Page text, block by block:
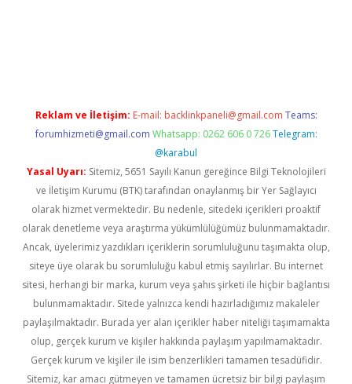
Reklam ve İletişim: E-mail: backlinkpaneli@gmail.com Teams:
forumhizmeti@gmail.com Whatsapp: 0262 606 0 726 Telegram:
@karabul
Yasal Uyarı: Sitemiz, 5651 Sayılı Kanun gereğince Bilgi Teknolojileri
ve İletişim Kurumu (BTK) tarafından onaylanmış bir Yer Sağlayıcı
olarak hizmet vermektedir. Bu nedenle, sitedeki içerikleri proaktif
olarak denetleme veya araştırma yükümlülüğümüz bulunmamaktadır.
Ancak, üyelerimiz yazdıkları içeriklerin sorumluluğunu taşımakta olup,
siteye üye olarak bu sorumluluğu kabul etmiş sayılırlar. Bu internet
sitesi, herhangi bir marka, kurum veya şahıs şirketi ile hiçbir bağlantısı
bulunmamaktadır. Sitede yalnızca kendi hazırladığımız makaleler
paylaşılmaktadır. Burada yer alan içerikler haber niteliği taşımamakta
olup, gerçek kurum ve kişiler hakkında paylaşım yapılmamaktadır.
Gerçek kurum ve kişiler ile isim benzerlikleri tamamen tesadüfidir.
Sitemiz, kar amacı gütmeyen ve tamamen ücretsiz bir bilgi paylaşım